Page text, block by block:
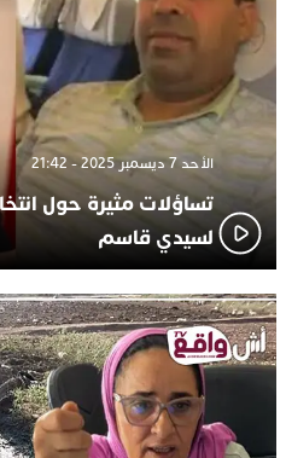
الأحد 7 ديسمبر 2025 - 21:42
تساؤلات مثيرة حول
لسيدي قاسم